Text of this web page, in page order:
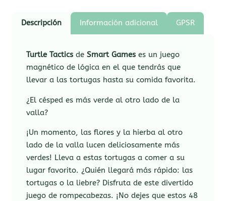
Descripción Información adicional GPSR
Turtle Tactics deSmart Games es un juego
magnético de lógica en el que tendrás que
llevar a las tortugas hasta su comida favorita.
¿El césped es más verde al otro lado de la
valla?
¡Un momento, las flores y la hierba al otro
lado de la valla lucen deliciosamente más
verdes! Lleva a estas tortugas a comer a su
lugar favorito. ¿Quién llegará más rápido: las
tortugas o la liebre? Disfruta de este divertido
juego de rompecabezas. ¡No dejes que estos 48